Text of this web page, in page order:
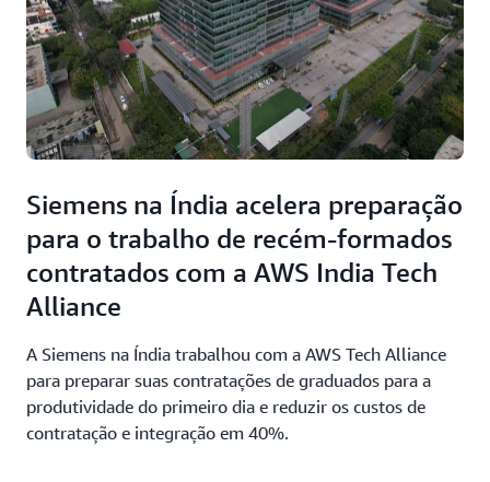
Siemens na Índia acelera preparação
para o trabalho de recém-formados
contratados com a AWS India Tech
Alliance
A Siemens na Índia trabalhou com a AWS Tech Alliance
para preparar suas contratações de graduados para a
produtividade do primeiro dia e reduzir os custos de
contratação e integração em 40%.